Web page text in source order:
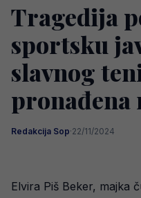
Tragedija
sportsku
slavnog
pronađena
Redakcija Sop·22/11/2024
Elvira Piš Beker, majka